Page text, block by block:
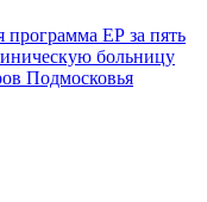
программа ЕР за пять
больницу
Подмосковья